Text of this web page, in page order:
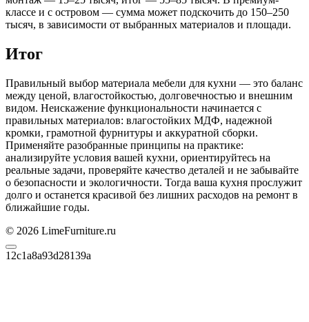
классе и с островом — сумма может подскочить до 150–250
тысяч, в зависимости от выбранных материалов и площади.
Итог
Правильный выбор материала мебели для кухни — это баланс
между ценой, влагостойкостью, долговечностью и внешним
видом. Неискажение функциональности начинается с
правильных материалов: влагостойких МДФ, надежной
кромки, грамотной фурнитуры и аккуратной сборки.
Применяйте разобранные принципы на практике:
анализируйте условия вашей кухни, ориентируйтесь на
реальные задачи, проверяйте качество деталей и не забывайте
о безопасности и экологичности. Тогда ваша кухня прослужит
долго и останется красивой без лишних расходов на ремонт в
ближайшие годы.
© 2026 LimeFurniture.ru
12c1a8a93d28139a